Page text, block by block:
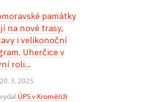
památky
na nové trasy,
i velikonoční
Uherčice v
roli...
20. 3. 2025
vydal ÚPS v Kroměříži